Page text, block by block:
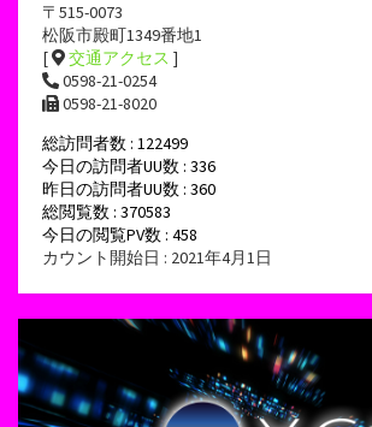
〒515-0073
松阪市殿町1349番地1
[
交通アクセス ]
0598-21-0254
0598-21-8020
総訪問者数 : 122499
今日の訪問者UU数 : 336
昨日の訪問者UU数 : 360
総閲覧数 : 370583
今日の閲覧PV数 : 458
カウント開始日 : 2021年4月1日